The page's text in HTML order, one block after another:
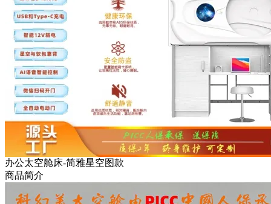
办公太空舱床-简雅星空图款
商品简介